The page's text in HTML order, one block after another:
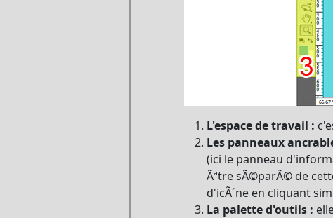
L'espace de travail :
Les panneaux
(ici le panneau
Ãªtre sÃ©parÃ© de
d'icÃ´ne en cliquant
La palette d'outils :